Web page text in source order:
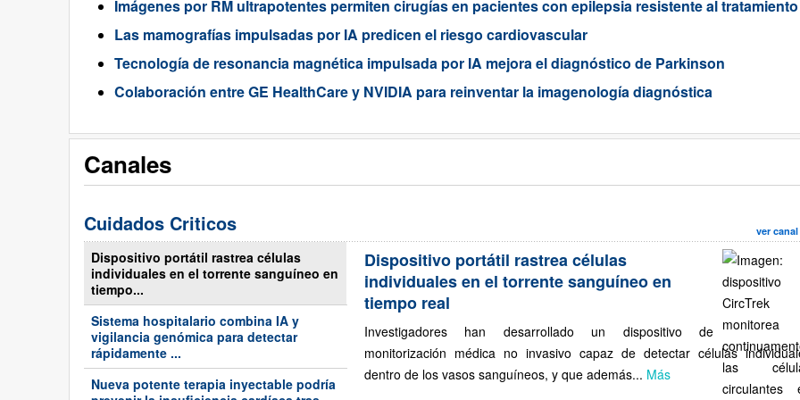
Imágenes por RM ultrapotentes permiten cirugías en pacientes con epilepsia resistente al tratamiento
Las mamografías impulsadas por IA predicen el riesgo cardiovascular
Tecnología de resonancia magnética impulsada por IA mejora el diagnóstico de Parkinson
Colaboración entre GE HealthCare y NVIDIA para reinventar la imagenología diagnóstica
Canales
Cuidados Criticos ver canal
Dispositivo portátil rastrea células
individuales en el torrente sanguíneo en
tiempo...
Sistema hospitalario combina IA y
vigilancia genómica para detectar
rápidamente ...
Nueva potente terapia inyectable podría
Dispositivo portátil rastrea células
individuales en el torrente sanguíneo en
tiempo real
Investigadores han desarrollado un dispositivo de
monitorización médica no invasivo capaz de detectar células
dentro de los vasos sanguíneos, y que además... Más